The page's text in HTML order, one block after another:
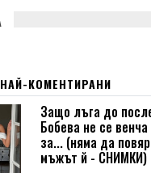
НАЙ-КОМЕНТИРАНИ
Защо лъга до
Бобева не се
за... (няма да
мъжът й - СНИМКИ)